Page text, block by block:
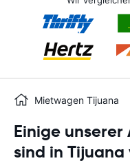
Mietwagen Tijuana
Einige
sind in